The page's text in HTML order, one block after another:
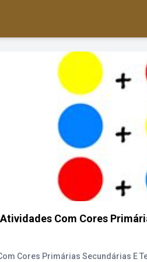
Atividades Com Cores
Cores Primárias Secundárias E